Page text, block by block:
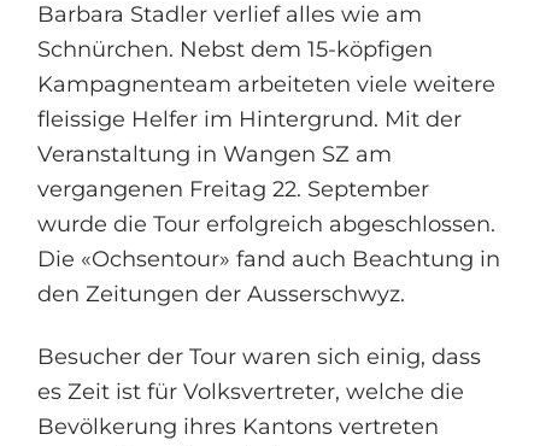
Barbara Stadler verlief alles wie am
Schnürchen. Nebst dem 15-köpfigen
Kampagnenteam arbeiteten viele weitere
fleissige Helfer im Hintergrund. Mit der
Veranstaltung in Wangen SZ am
vergangenen Freitag 22. September
wurde die Tour erfolgreich abgeschlossen.
Die «Ochsentour» fand auch Beachtung in
den Zeitungen der Ausserschwyz.
Besucher der Tour waren sich einig, dass
es Zeit ist für Volksvertreter, welche die
Bevölkerung ihres Kantons vertreten